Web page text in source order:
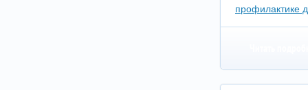
профилактике